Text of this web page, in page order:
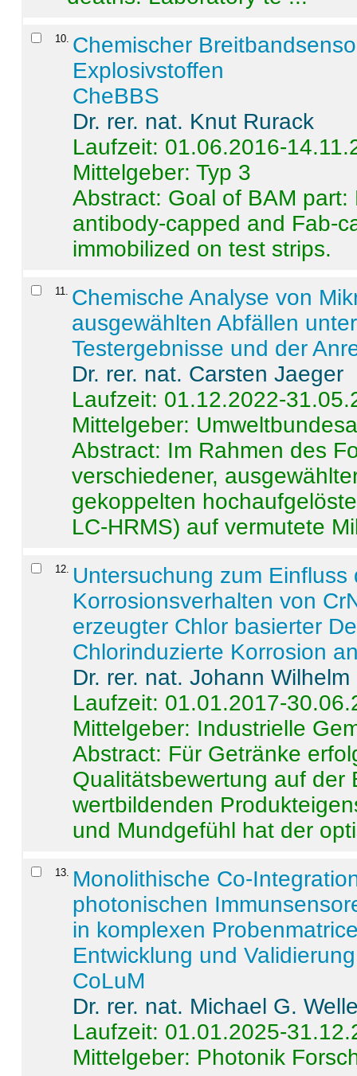
10 Chemischer
Explosivstoffen
CheBBS
Dr. rer. nat. Knut Rurack
Laufzeit: 01.06.2016-
Mittelgeber: Typ 3
Abstract: Goal of BAM
antibody-capped and Fab-
immobilized on test strips.
11
Chemische Analyse von
ausgewählten Abfällen
Testergebnisse und der
Dr. rer. nat. Carsten Jaeger
Laufzeit: 01.12.2022-
Mittelgeber:
Abstract: Im Rahmen des
verschiedener,
gekoppelten
LC-HRMS) auf vermutete
12
Untersuchung zum
Korrosionsverhalten von
erzeugter Chlor basierter
Chlorinduzierte Korrosion
Dr. rer. nat. Johann
Laufzeit: 01.01.2017-
Mittelgeber: Industrielle
Abstract: Für Getränke
Qualitätsbewertung auf der
wertbildenden
und Mundgefühl hat der
13
Monolithische Co-
photonischen
in komplexen
Entwicklung und
CoLuM
Dr. rer. nat. Michael G.
Laufzeit: 01.01.2025-
Mittelgeber: Photonik